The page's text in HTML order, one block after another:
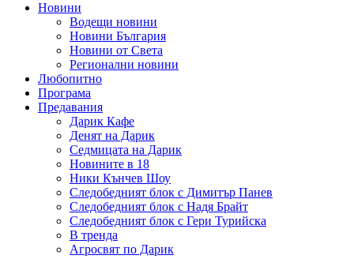
Новини
Водещи новини
Новини България
Новини от Света
Регионални новини
Любопитно
Програма
Предавания
Дарик Кафе
Денят на Дарик
Седмицата на Дарик
Новините в 18
Ники Кънчев Шоу
Следобедният блок с Димитър Панев
Следобедният блок с Надя Брайт
Следобедният блок с Гери Турийска
В тренда
Агросвят по Дарик